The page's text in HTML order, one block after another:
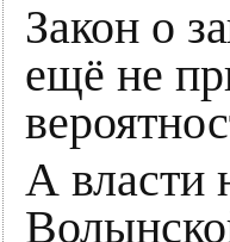
Закон о
ещё не
А власти